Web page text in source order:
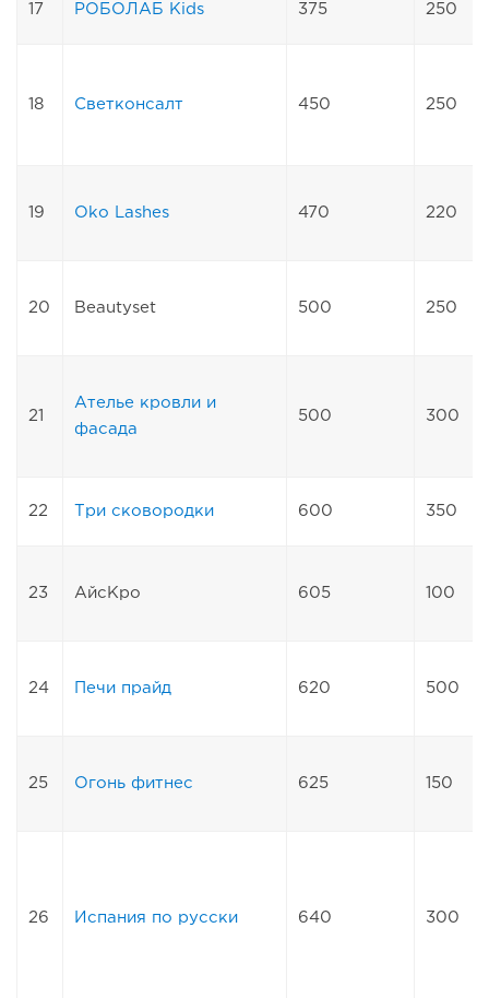
17 РОБОЛАБ Kids 375 250
18 Светконсалт 450 250
19 Oko Lashes 470 220
20 Beautyset 500 250
21
Ателье кровли и
фасада
500 300
22 Три сковородки 600 350
23 АйсКро 605 100
24 Печи прайд 620 500
25 Огонь фитнес 625 150
26 Испания по русски 640 300